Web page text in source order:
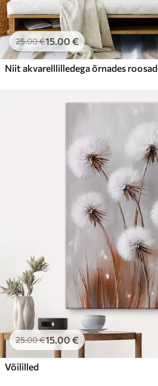
25.00€15.00 €
25.00€15.00€
Võililled